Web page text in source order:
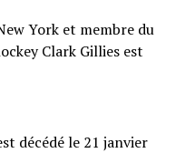
York et membre du
Clark Gillies est
décédé le 21 janvier